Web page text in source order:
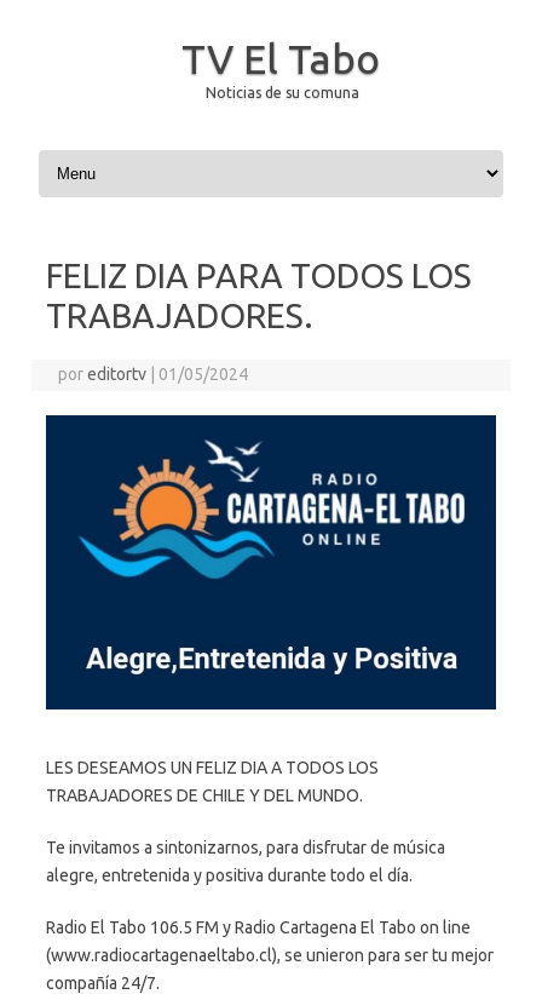
TV El Tabo
Noticias de su comuna
Saltar al contenido
FELIZ DIA PARA TODOS LOS
TRABAJADORES.
poreditortv 01/05/2024
LES DESEAMOS UN FELIZ DIA A TODOS LOS
TRABAJADORES DE CHILE Y DEL MUNDO.
Te invitamos a sintonizarnos, para disfrutar de música
alegre, entretenida y positiva durante todo el día.
Radio El Tabo 106.5 FM y Radio Cartagena El Tabo on line
(www.radiocartagenaeltabo.cl), se unieron para ser tu mejor
compañía 24/7.